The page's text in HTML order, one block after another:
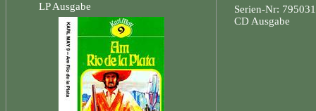
LP Ausgabe
Serien-Nr:
CD Ausgabe